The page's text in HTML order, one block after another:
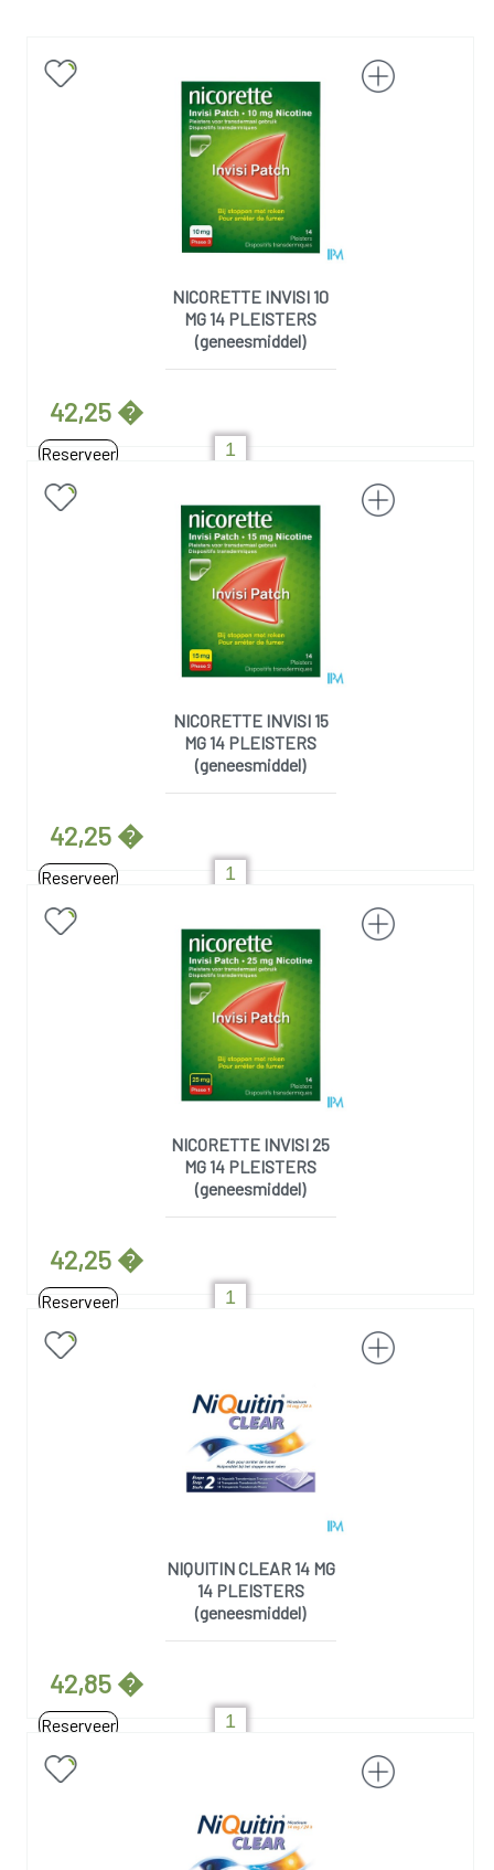
NICORETTE INVISI 10
MG 14 PLEISTERS
(geneesmiddel)
42,25 �
Reserveer
NICORETTE INVISI 15
MG 14 PLEISTERS
(geneesmiddel)
42,25 �
Reserveer
NICORETTE INVISI 25
MG 14 PLEISTERS
(geneesmiddel)
42,25 �
Reserveer
NIQUITIN CLEAR 14 MG
14 PLEISTERS
(geneesmiddel)
42,85 �
Reserveer